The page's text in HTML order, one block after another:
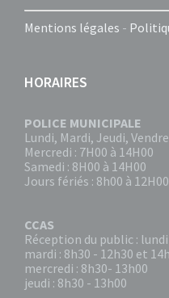
Mentions légales -
HORAIRES
POLICE MUNICIPALE
Lundi, Mardi, Jeudi,
Mercredi : 7H00 à 14H00
Samedi : 8H00 à 14H00
Jours fériés : 8h00 à 12H00
CCAS
Réception du public :
mardi : 8h30 - 12h30 et
mercredi : 8h30- 13h00
jeudi : 8h30 - 13h00